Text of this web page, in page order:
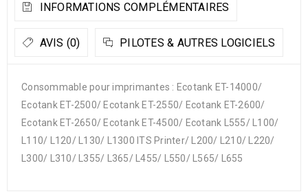
INFORMATIONS COMPLÉMENTAIRES
AVIS (0) PILOTES & AUTRES LOGICIELS
Consommable pour imprimantes : Ecotank ET-14000/
Ecotank ET-2500/ Ecotank ET-2550/ Ecotank ET-2600/
Ecotank ET-2650/ Ecotank ET-4500/ Ecotank L555/ L100/
L110/ L120/ L130/ L1300 ITS Printer/ L200/ L210/ L220/
L300/ L310/ L355/ L365/ L455/ L550/ L565/ L655